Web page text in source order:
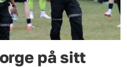
på sitt